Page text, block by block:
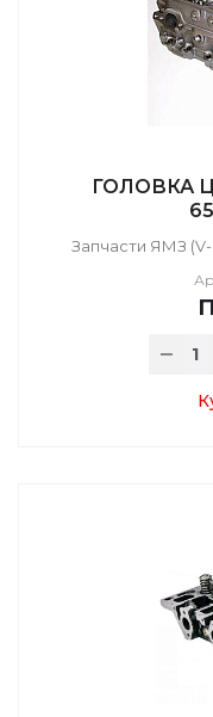
ГОЛОВКА
Запчасти ЯМЗ